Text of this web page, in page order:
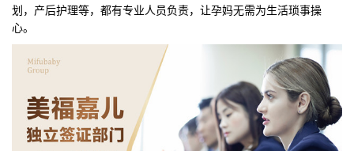
划，产后护理等，都有专业人员负责，让孕妈无需为生活琐事操
心。